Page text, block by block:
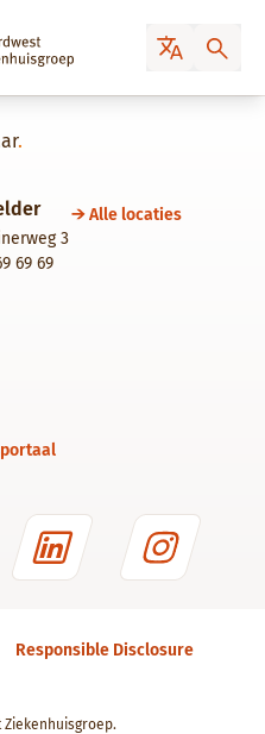
.
3
69 69
Alle locaties
Responsible Disclosure